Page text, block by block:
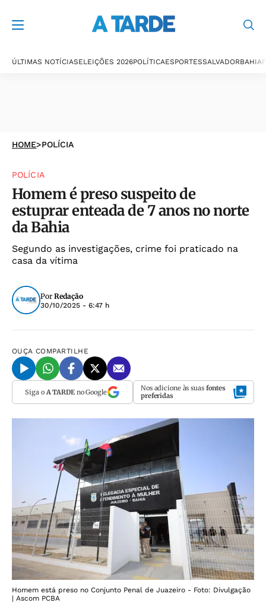
ÚLTIMAS NOTÍCIASELEIÇÕES 2026POLÍTICAESPORTESSALVADORBAHIA
HOME>POLÍCIA
POLÍCIA
Homem é preso suspeito de
estuprar enteada de 7 anos no norte
da Bahia
Segundo as investigações, crime foi praticado na
casa da vítima
Por Redação
30/10/2025 - 6:47 h
OUÇA COMPARTILHE
Siga o A TARDEno Google Nos adicione às suas fontes
preferidas
Homem está preso no Conjunto Penal de Juazeiro - Foto: Divulgação
| Ascom PCBA